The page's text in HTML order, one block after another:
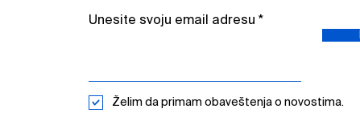
Unesite svoju email adresu​
Želim da primam obaveštenja o novostima.